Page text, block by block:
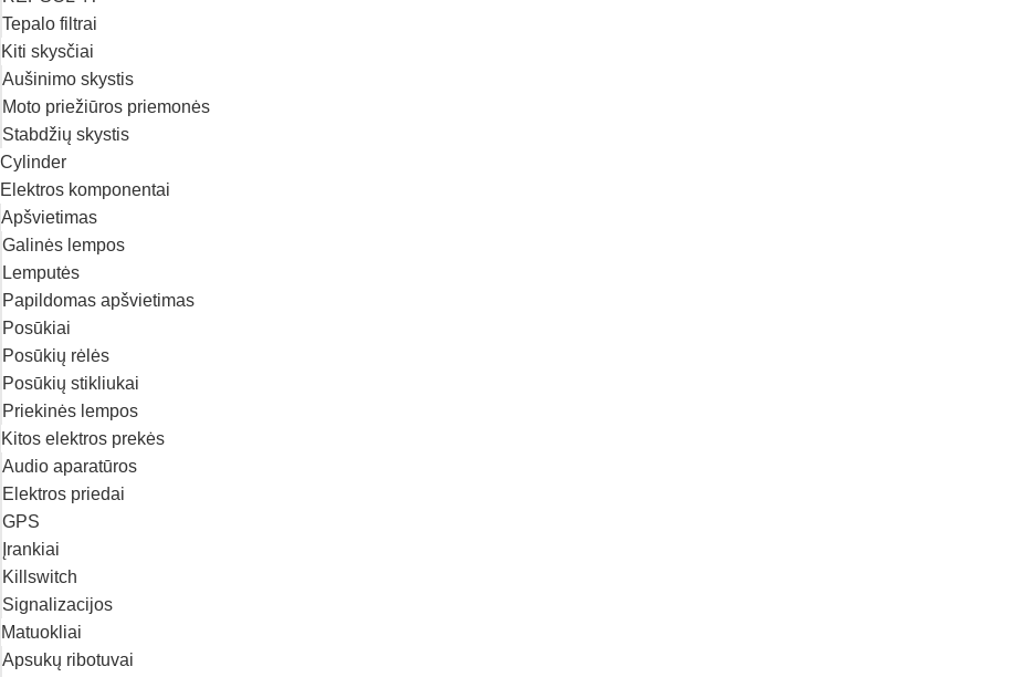
Tepalo filtrai
Kiti skysčiai
Aušinimo skystis
Moto priežiūros priemonės
Stabdžių skystis
Cylinder
Elektros komponentai
Apšvietimas
Galinės lempos
Lemputės
Papildomas apšvietimas
Posūkiai
Posūkių rėlės
Posūkių stikliukai
Priekinės lempos
Kitos elektros prekės
Audio aparatūros
Elektros priedai
GPS
Įrankiai
Killswitch
Signalizacijos
Matuokliai
Apsukų ribotuvai